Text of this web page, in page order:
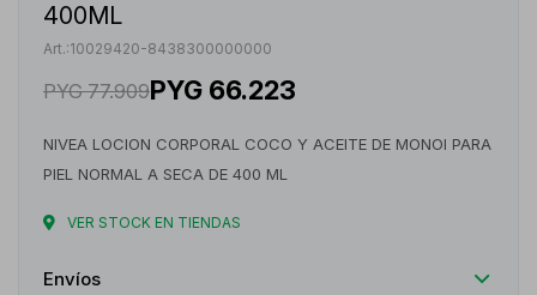
400ML
10029420-8438300000000
PYG 77.909PYG 66.223
NIVEA LOCION CORPORAL COCO Y ACEITE DE MONOI PARA
PIEL NORMAL A SECA DE 400 ML
VER STOCK EN TIENDAS
Envíos